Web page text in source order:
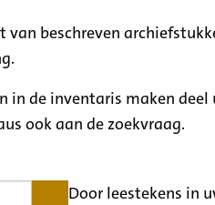
beschreven
de inventaris maken
ook aan de zoekvraag.
Door leestekens in